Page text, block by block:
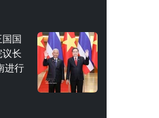
国
长
进行